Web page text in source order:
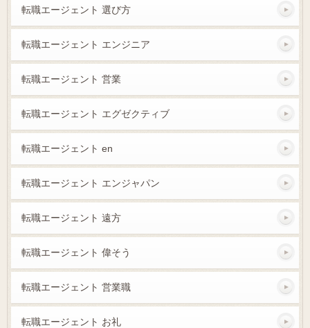
転職エージェント 選び方
転職エージェント エンジニア
転職エージェント 営業
転職エージェント エグゼクティブ
転職エージェント en
転職エージェント エンジャパン
転職エージェント 遠方
転職エージェント 偉そう
転職エージェント 営業職
転職エージェント お礼